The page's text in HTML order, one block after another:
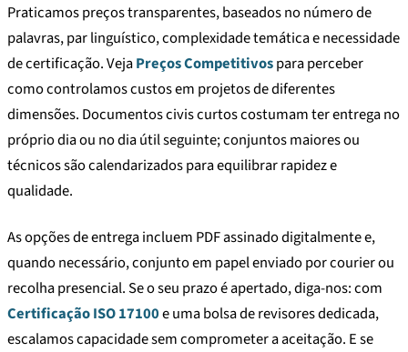
Praticamos preços transparentes, baseados no número de
palavras, par linguístico, complexidade temática e necessidade
de certificação. VejaPreços Competitivospara perceber
como controlamos custos em projetos de diferentes
dimensões. Documentos civis curtos costumam ter entrega no
próprio dia ou no dia útil seguinte; conjuntos maiores ou
técnicos são calendarizados para equilibrar rapidez e
qualidade.
As opções de entrega incluem PDF assinado digitalmente e,
quando necessário, conjunto em papel enviado por courier ou
recolha presencial. Se o seu prazo é apertado, diga-nos: com
Certificação ISO 17100e uma bolsa de revisores dedicada,
escalamos capacidade sem comprometer a aceitação. E se